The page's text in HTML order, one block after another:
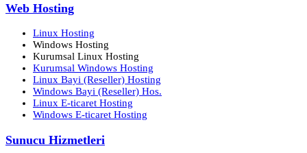
Web Hosting
Linux Hosting
Windows Hosting
Kurumsal Linux Hosting
Kurumsal Windows Hosting
Linux Bayi (Reseller) Hosting
Windows Bayi (Reseller) Hos.
Linux E-ticaret Hosting
Windows E-ticaret Hosting
Sunucu Hizmetleri